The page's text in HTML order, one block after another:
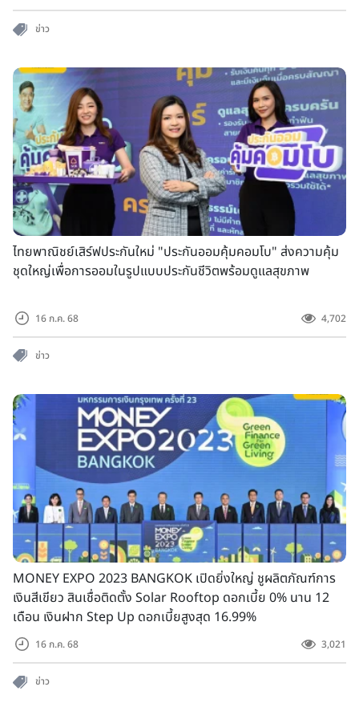
ข่าว
ไทยพาณิชย์เสิร์ฟประกันใหม่ "ประกันออมคุ้มคอมโบ" ส่งความคุ้ม
ชุดใหญ่เพื่อการออมในรูปแบบประกันชีวิตพร้อมดูแลสุขภาพ
16 ก.ค. 68 4,702
ข่าว
MONEY EXPO 2023 BANGKOK เปิดยิ่งใหญ่ ชูผลิตภัณฑ์การ
เงินสีเขียว สินเชื่อติดตั้ง Solar Rooftop ดอกเบี้ย 0% นาน 12
เดือน เงินฝาก Step Up ดอกเบี้ยสูงสุด 16.99%
16 ก.ค. 68 3,021
ข่าว